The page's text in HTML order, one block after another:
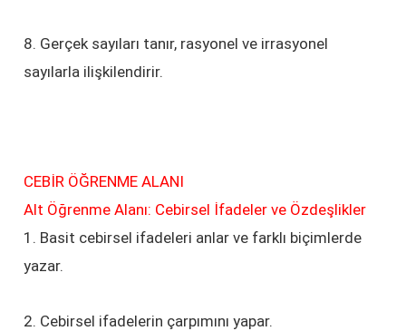
8. Gerçek sayıları tanır, rasyonel ve irrasyonel
sayılarla ilişkilendirir.
CEBİR ÖĞRENME ALANI
Alt Öğrenme Alanı: Cebirsel İfadeler ve Özdeşlikler
1. Basit cebirsel ifadeleri anlar ve farklı biçimlerde
yazar.
2. Cebirsel ifadelerin çarpımını yapar.